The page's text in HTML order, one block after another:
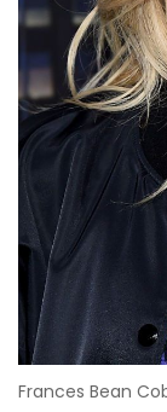
Frances Bean